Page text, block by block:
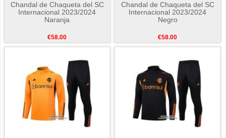
Chandal de Chaqueta del SC
Internacional 2023/2024
Naranja
€58.00
Chandal de Chaqueta del SC
Internacional 2023/2024
Negro
€58.00